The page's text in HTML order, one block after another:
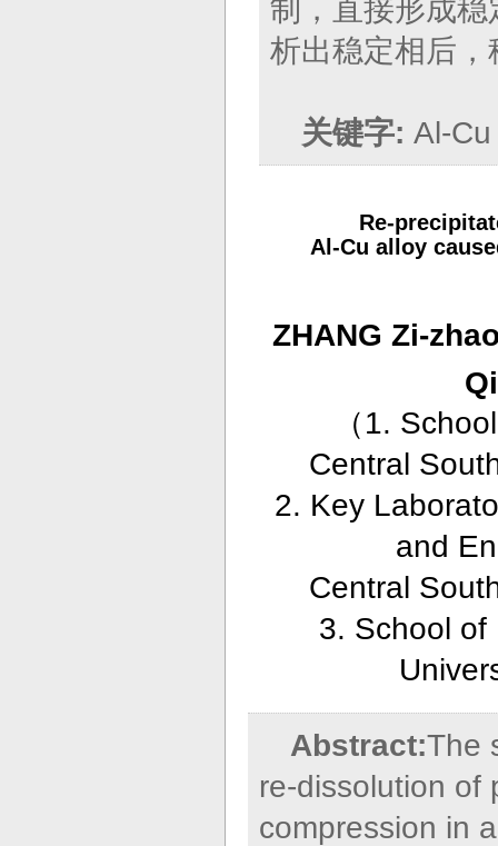
制，直接形成
析出稳定相后
关键字: Al-
Re-
Al-Cu alloy
ZHANG Zi-
（1.
Central
2. Key
and
Central
3. School of
Abstract:The
re-dissolution of
compression in